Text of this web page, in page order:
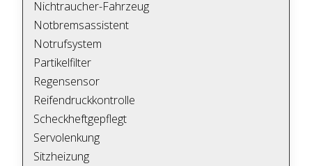
Nichtraucher-Fahrzeug
Notbremsassistent
Notrufsystem
Partikelfilter
Regensensor
Reifendruckkontrolle
Scheckheftgepflegt
Servolenkung
Sitzheizung